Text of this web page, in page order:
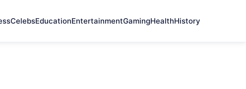
CelebsEducationEntertainmentGamingHealthHistory